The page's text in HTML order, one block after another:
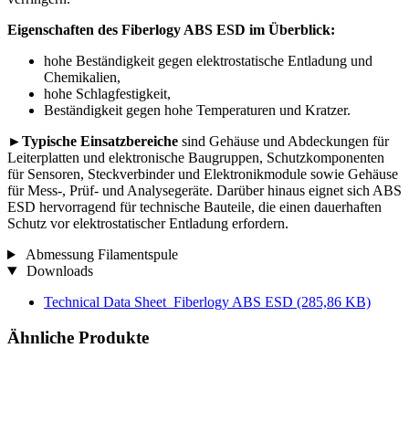
Eigenschaften des Fiberlogy ABS ESD im Überblick:
hohe Beständigkeit gegen elektrostatische Entladung und
Chemikalien,
hohe Schlagfestigkeit,
Beständigkeit gegen hohe Temperaturen und Kratzer.
►Typische Einsatzbereiche sind Gehäuse und Abdeckungen für
Leiterplatten und elektronische Baugruppen, Schutzkomponenten
für Sensoren, Steckverbinder und Elektronikmodule sowie Gehäuse
für Mess-, Prüf- und Analysegeräte. Darüber hinaus eignet sich ABS
ESD hervorragend für technische Bauteile, die einen dauerhaften
Schutz vor elektrostatischer Entladung erfordern.
Abmessung Filamentspule
Downloads
Technical Data Sheet_Fiberlogy ABS ESD (285,86 KB)
Ähnliche Produkte